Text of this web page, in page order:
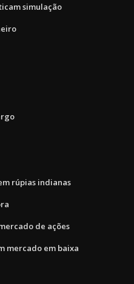
simulação
rúpias indianas
de ações
mercado em baixa